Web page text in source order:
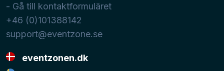
- Gå till kontaktformuläret
+46 (0)101388142
support@eventzone.se
eventzonen.dk